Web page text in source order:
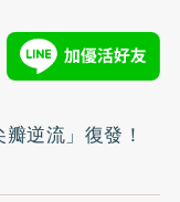
逆流」復發！